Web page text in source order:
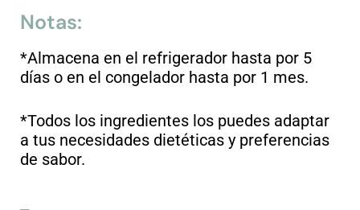
Notas:
*Almacena en el refrigerador hasta por 5
días o en el congelador hasta por 1 mes.
*Todos los ingredientes los puedes adaptar
a tus necesidades dietéticas y preferencias
de sabor.